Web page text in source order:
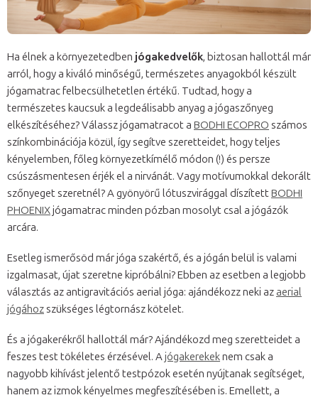
Ha élnek a környezetedben jógakedvelők, biztosan hallottál már
arról, hogy a kiváló minőségű, természetes anyagokból készült
jógamatrac felbecsülhetetlen értékű. Tudtad, hogy a
természetes kaucsuk a legdeálisabb anyag a jógaszőnyeg
elkészítéséhez? Válassz jógamatracot a BODHI ECOPRO számos
színkombinációja közül, így segítve szeretteidet, hogy teljes
kényelemben, főleg környezetkímélő módon (!) és persze
csúszásmentesen érjék el a nirvánát. Vagy motívumokkal dekorált
szőnyeget szeretnél? A gyönyörű lótuszvirággal díszítettBODHI
PHOENIXjógamatrac minden pózban mosolyt csal a jógázók
arcára.
Esetleg ismerősöd már jóga szakértő, és a jógán belül is valami
izgalmasat, újat szeretne kipróbálni? Ebben az esetben a legjobb
választás az antigravitációs aerial jóga: ajándékozz neki azaerial
jógáhozszükséges légtornász kötelet.
És a jógakerékről hallottál már? Ajándékozd meg szeretteidet a
feszes test tökéletes érzésével. Ajógakerekeknem csak a
nagyobb kihívást jelentő testpózok esetén nyújtanak segítséget,
hanem az izmok kényelmes megfeszítésében is. Emellett, a